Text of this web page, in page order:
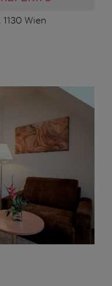
Wien